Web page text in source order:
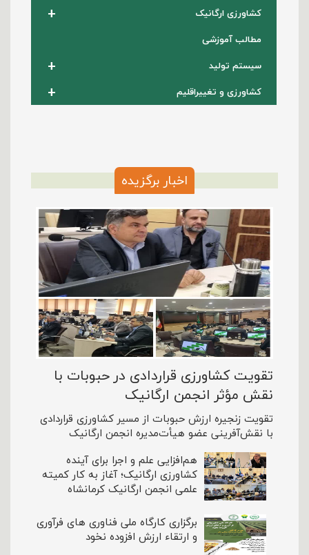
کشاورزی ارگانیک +
مطالب آموزشی
سیستم تولید
+
کشاورزی و تغییراقلیم +
اخبار برگزیده
تقویت کشاورزی قراردادی در حبوبات با
نقش مؤثر انجمن ارگانیک
تقویت زنجیره ارزش حبوبات از مسیر کشاورزی قراردادی
با نقش‌آفرینی عضو هیأت‌مدیره انجمن ارگانیک
هم‌افزایی علم و اجرا برای آینده
کشاورزی ارگانیک؛ آغاز به کار کمیته
علمی انجمن ارگانیک کرمانشاه
برگزاری کارگاه ملی فناوری های فرآوری
و ارتقاء ارزش افزوده نخود